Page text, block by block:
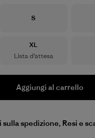
Taglia
S
Taglia
XL
Lista d’attesa
Aggiungi al carrello
spedizione, Resi e